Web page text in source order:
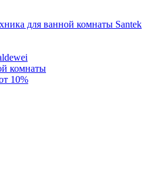
для ванной комнаты Santek
комнаты
10%